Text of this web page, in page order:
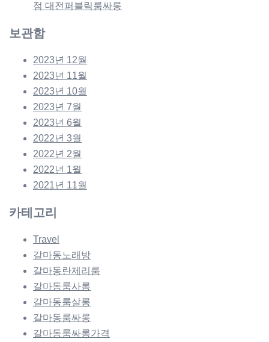
점 대전퍼블릭룸싸롱
보관함
2023년 12월
2023년 11월
2023년 10월
2023년 7월
2023년 6월
2022년 3월
2022년 2월
2022년 1월
2021년 11월
카테고리
Travel
갈마동노래방
갈마동란제리룸
갈마동룸사롱
갈마동룸살롱
갈마동룸싸롱
갈마동룸싸롱가격